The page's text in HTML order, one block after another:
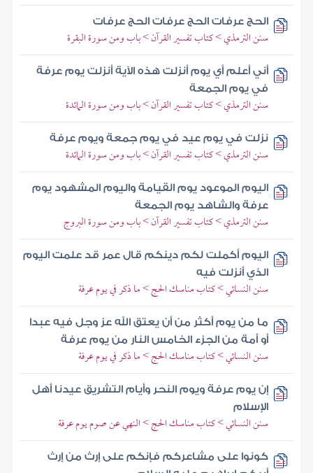
الحج عرفات الحج عرفات الحج عرفات
سنن الترمذي > كتاب تفسير القرآن > باب ومن سورة البقرة
أني أعلم أي يوم أنزلت هذه الآية أنزلت يوم عرفة
في يوم الجمعة
سنن الترمذي > كتاب تفسير القرآن > باب ومن سورة المائدة
نزلت في يوم عيد في يوم جمعة ويوم عرفة
سنن الترمذي > كتاب تفسير القرآن > باب ومن سورة المائدة
اليوم الموعود يوم القيامة واليوم المشهود يوم
عرفة والشاهد يوم الجمعة
سنن الترمذي > كتاب تفسير القرآن > باب ومن سورة البروج
اليوم أكملت لكم دينكم قال عمر قد علمت اليوم
الذي أنزلت فيه
سنن النسائي > كتاب مناسك الحج > ما ذكر في يوم عرفة
ما من يوم أكثر من أن يعتق الله عز وجل فيه عبدا
أو أمة من الجزء الخامس النار من يوم عرفة
سنن النسائي > كتاب مناسك الحج > ما ذكر في يوم عرفة
إن يوم عرفة ويوم النحر وأيام التشريق عيدنا أهل
الإسلام
سنن النسائي > كتاب مناسك الحج > النهي عن صوم يوم عرفة
كونوا على مشاعركم فإنكم على إرث من إرث